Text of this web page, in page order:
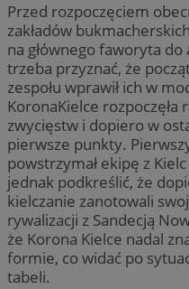
Przed rozpoczęciem
zakładów
na głównego faworyta
trzeba przyznać, że
zespołu wprawił ich w
KoronaKielce
zwycięstw i dopiero w
pierwsze punkty.
powstrzymał ekipę z
jednak podkreślić, że
kielczanie zanotowali
rywalizacji z Sandecją
że Korona Kielce nadal
formie, co widać po
tabeli.